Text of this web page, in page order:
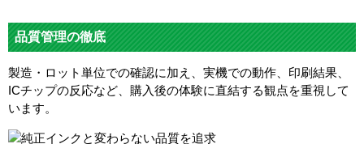
品質管理の徹底
製造・ロット単位での確認に加え、実機での動作、印刷結果、
ICチップの反応など、購入後の体験に直結する観点を重視して
います。